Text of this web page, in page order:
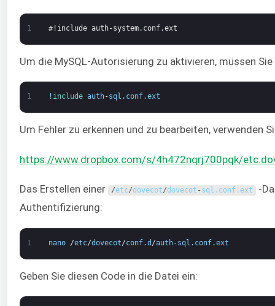
1 #!include auth-system.conf.ext
Um die MySQL-Autorisierung zu aktivieren, müssen
1 ! include auth-sql . conf.ext
Um Fehler zu erkennen und zu bearbeiten, verwenden
https://www.dropbox.com/s/4h472nqrj700pqk/
Das Erstellen einer /etc/dovecot/dovecot - sql . conf.ext -
Authentifizierung:
1 nano /etc/dovecot/conf.d /auth-sql . conf.ext
Geben Sie diesen Code in die Datei ein: